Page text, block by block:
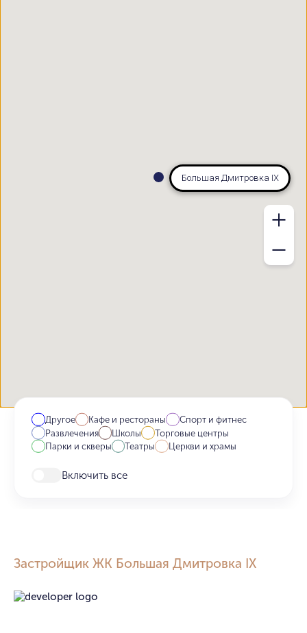
Большая Дмитровка IX
Другое Кафе и рестораны
Спорт и фитнес
Развлечения
Школы
Торговые центры
Парки и скверы
Театры Церкви и храмы
Включить все
Застройщик ЖК Большая Дмитровка IX